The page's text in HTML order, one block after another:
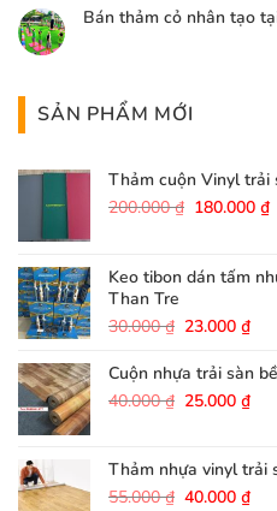
Bán thảm cỏ nhân tạo
SẢN PHẨM MỚI
Thảm cuộn Vinyl trải
200.000₫ Giá
200.000 ₫.
180.000₫
Keo tibon dán tấm
Than Tre
30.000₫ Giá
là:
30.000 ₫.
23.000₫Giá
tại
là:
Cuộn nhựa trải sàn
40.000₫ Giá
40.000 ₫.
25.000₫Giá
là:
Thảm nhựa vinyl trải
55.000₫ Giá
40.000₫Giá